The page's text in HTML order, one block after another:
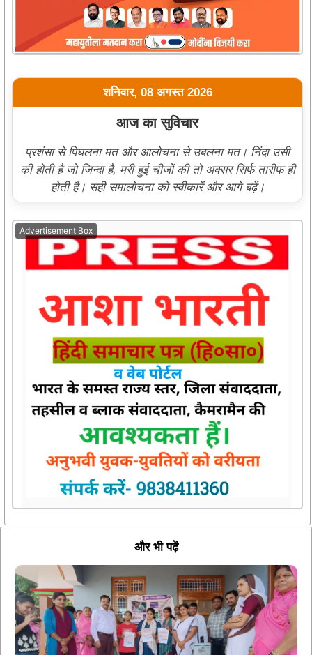
शनिवार, 08 अगस्त 2026
आज का सुविचार
प्रशंसा से पिघलना मत और आलोचना से उबलना मत। निंदा उसी
की होती है जो जिन्दा है, मरी हुई चीजों की तो अक्सर सिर्फ तारीफ ही
होती है। सही समालोचना को स्वीकारें और आगे बढ़ें।
Advertisement Box
और भी पढ़ें